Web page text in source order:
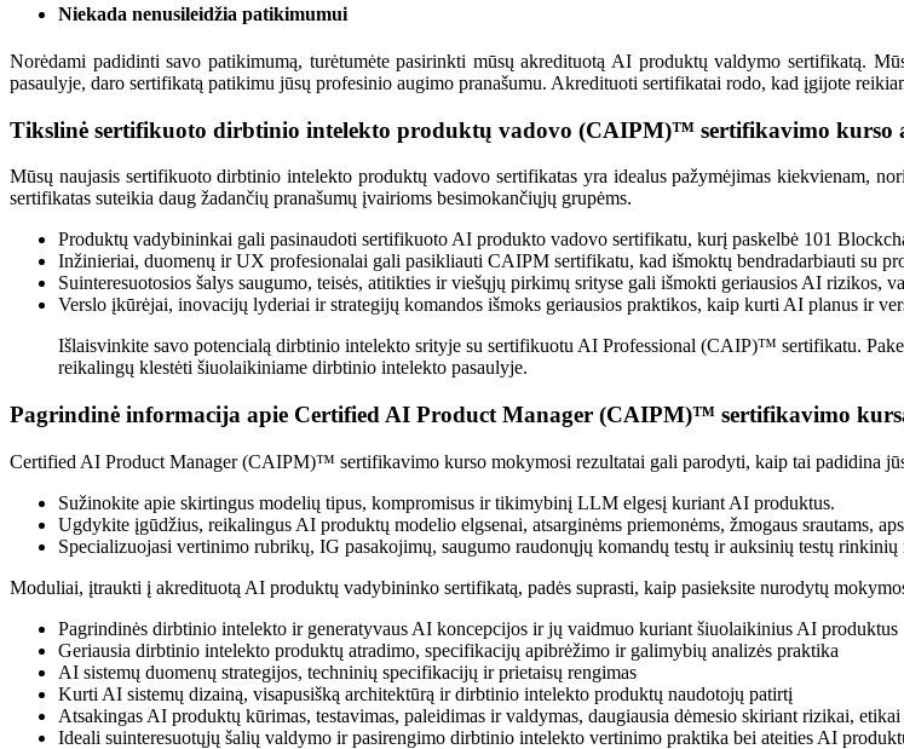
Niekada nenusileidžia patikimumui
Norėdami padidinti savo patikimumą, turėtumėte pasirinkti mūsų akredituotą AI produktų valdymo sertifikatą.
pasaulyje, daro sertifikatą patikimu jūsų profesinio augimo pranašumu. Akredituoti sertifikatai rodo, kad įgijote
Tikslinė sertifikuoto dirbtinio intelekto produktų vadovo (CAIPM)™ sertifikavimo kurso
Mūsų naujasis sertifikuoto dirbtinio intelekto produktų vadovo sertifikatas yra idealus pažymėjimas
sertifikatas suteikia daug žadančių pranašumų įvairioms besimokančiųjų grupėms.
Produktų vadybininkai gali pasinaudoti sertifikuoto AI produkto vadovo sertifikatu, kurį paskelbė 101
Inžinieriai, duomenų ir UX profesionalai gali pasikliauti CAIPM sertifikatu, kad išmoktų bendradarbiauti su
Suinteresuotosios šalys saugumo, teisės, atitikties ir viešųjų pirkimų srityse gali išmokti geriausios AI rizikos,
Verslo įkūrėjai, inovacijų lyderiai ir strategijų komandos išmoks geriausios praktikos, kaip kurti AI planus ir
Išlaisvinkite savo potencialą dirbtinio intelekto srityje su sertifikuotu AI Professional (CAIP)™ sertifikatu.
reikalingų klestėti šiuolaikiniame dirbtinio intelekto pasaulyje.
Pagrindinė informacija apie Certified AI Product Manager (CAIPM)™ sertifikavimo
Certified AI Product Manager (CAIPM)™ sertifikavimo kurso mokymosi rezultatai gali parodyti, kaip tai padidina
Sužinokite apie skirtingus modelių tipus, kompromisus ir tikimybinį LLM elgesį kuriant AI produktus.
Ugdykite įgūdžius, reikalingus AI produktų modelio elgsenai, atsarginėms priemonėms, žmogaus srautams,
Specializuojasi vertinimo rubrikų, IG pasakojimų, saugumo raudonųjų komandų testų ir auksinių testų
Moduliai, įtraukti į akredituotą AI produktų vadybininko sertifikatą, padės suprasti, kaip pasieksite nurodytų
Pagrindinės dirbtinio intelekto ir generatyvaus AI koncepcijos ir jų vaidmuo kuriant šiuolaikinius AI produktus
Geriausia dirbtinio intelekto produktų atradimo, specifikacijų apibrėžimo ir galimybių analizės praktika
AI sistemų duomenų strategijos, techninių specifikacijų ir prietaisų rengimas
Kurti AI sistemų dizainą, visapusišką architektūrą ir dirbtinio intelekto produktų naudotojų patirtį
Atsakingas AI produktų kūrimas, testavimas, paleidimas ir valdymas, daugiausia dėmesio skiriant rizikai,
Ideali suinteresuotųjų šalių valdymo ir pasirengimo dirbtinio intelekto vertinimo praktika bei ateities AI